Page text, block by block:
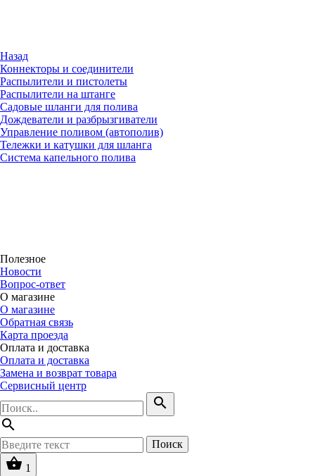
Назад
Коннекторы и соединители
Распылители и пистолеты
Распылители на штанге
Садовые шланги для полива
Дождеватели и разбрызгиватели
Управление поливом (автополив)
Тележки и катушки для шланга
Система капельного полива
Полезное
Новости
Вопрос-ответ
О магазине
О магазине
Обратная связь
Карта проезда
Оплата и доставка
Оплата и доставка
Замена и возврат товара
Сервисный центр
search
search
Поиск
shopping_basket 1